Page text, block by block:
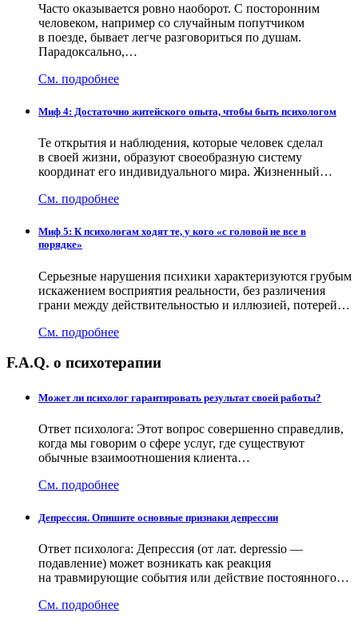
Часто оказывается ровно наоборот. С посторонним
человеком, например со случайным попутчиком
в поезде, бывает легче разговориться по душам.
Парадоксально,…
См. подробнее
Миф 4: Достаточно житейского опыта, чтобы быть психологом
Те открытия и наблюдения, которые человек сделал
в своей жизни, образуют своеобразную систему
координат его индивидуального мира. Жизненный…
См. подробнее
Миф 5: К психологам ходят те, у кого «с головой не все в
порядке»
Серьезные нарушения психики характеризуются грубым
искажением восприятия реальности, без различения
грани между действительностью и иллюзией, потерей…
См. подробнее
F.A.Q. о психотерапии
Может ли психолог гарантировать результат своей работы?
Ответ психолога: Этот вопрос совершенно справедлив,
когда мы говорим о сфере услуг, где существуют
обычные взаимоотношения клиента…
См. подробнее
Депрессия. Опишите основные признаки депрессии
Ответ психолога: Депрессия (от лат. depressio —
подавление) может возникать как реакция
на травмирующие события или действие постоянного…
См. подробнее